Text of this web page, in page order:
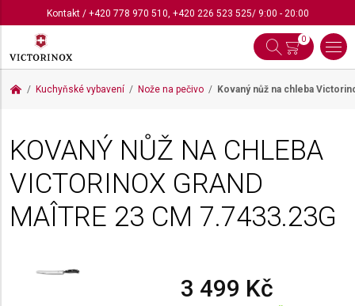
Kontakt/ +420 778 970 510, +420 226 523 525/ 9:00 - 20:00
0
Kuchyňské vybavení Nože na pečivo Kovaný nůž na chleba
KOVANÝ NŮŽ NA CHLEBA
VICTORINOX GRAND
MAÎTRE 23 CM 7.7433.23G
3 499 Kč